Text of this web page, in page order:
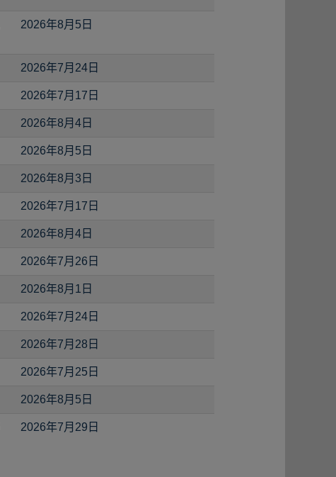
2026年8月5日
2026年7月24日
2026年7月17日
2026年8月4日
2026年8月5日
2026年8月3日
2026年7月17日
2026年8月4日
2026年7月26日
2026年8月1日
2026年7月24日
2026年7月28日
2026年7月25日
2026年8月5日
2026年7月29日